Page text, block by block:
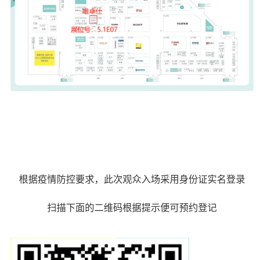
根据疫情防控要求，此次观众入场采用身份证实名登录
扫描下面的二维码根据提示便可预约登记